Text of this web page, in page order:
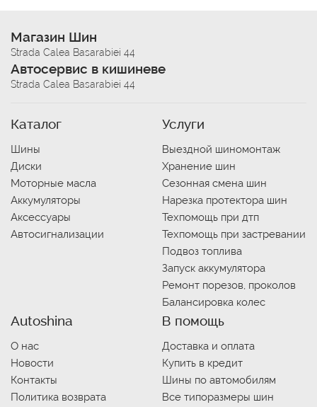
Магазин Шин
Strada Calea Basarabiei 44
Автосервис в кишиневе
Strada Calea Basarabiei 44
Каталог
Шины
Диски
Моторные масла
Аккумуляторы
Аксессуары
Автосигнализации
Услуги
Выездной шиномонтаж
Хранение шин
Сезонная смена шин
Нарезка протектора шин
Техпомощь при дтп
Техпомощь при застревании
Подвоз топлива
Запуск аккумулятора
Ремонт порезов, проколов
Балансировка колес
Autoshina
О нас
Новости
Контакты
Политика возврата
В помощь
Доставка и оплата
Купить в кредит
Шины по автомобилям
Все типоразмеры шин